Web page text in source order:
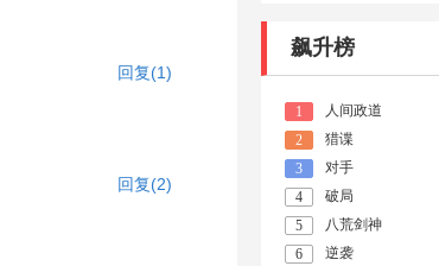
回复(1)
回复(2)
飙升榜
1
人间政道
2
猎谍
3
对手
4
破局
5
八荒剑神
6
逆袭